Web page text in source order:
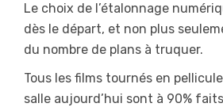
Le choix de l’étalonnage
dès le départ, et non plus
du nombre de plans à truquer.
Tous les films tournés en
salle aujourd’hui sont à 90%